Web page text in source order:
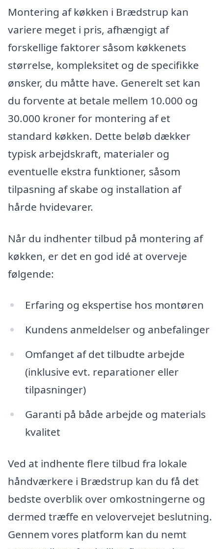
Montering af køkken i Brædstrup kan
variere meget i pris, afhængigt af
forskellige faktorer såsom køkkenets
størrelse, kompleksitet og de specifikke
ønsker, du måtte have. Generelt set kan
du forvente at betale mellem 10.000 og
30.000 kroner for montering af et
standard køkken. Dette beløb dækker
typisk arbejdskraft, materialer og
eventuelle ekstra funktioner, såsom
tilpasning af skabe og installation af
hårde hvidevarer.
Når du indhenter tilbud på montering af
køkken, er det en god idé at overveje
følgende:
Erfaring og ekspertise hos montøren
Kundens anmeldelser og anbefalinger
Omfanget af det tilbudte arbejde
(inklusive evt. reparationer eller
tilpasninger)
Garanti på både arbejde og materials
kvalitet
Ved at indhente flere tilbud fra lokale
håndværkere i Brædstrup kan du få det
bedste overblik over omkostningerne og
dermed træffe en velovervejet beslutning.
Gennem vores platform kan du nemt